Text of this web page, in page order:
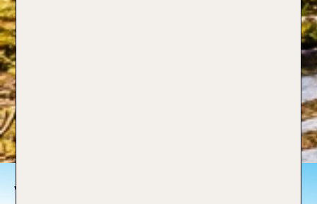
weitere beliebte Reiseziele